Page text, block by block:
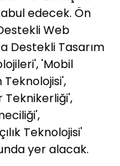
edecek. Ön
Web
Destekli Tasarım
'Mobil
Teknikerliği',
Teknolojisi'
yer alacak.